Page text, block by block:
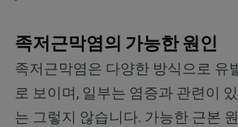
족저근막염의 가능한 원인
족저근막염은 다양한 방식으로 유
로 보이며, 일부는 염증과 관련이
는 그렇지 않습니다. 가능한 근본